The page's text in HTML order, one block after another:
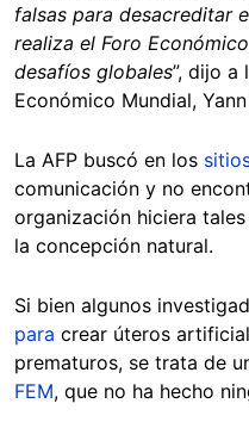
falsas para desacreditar
realiza el Foro
desafíos globales”, dijo a
Económico Mundial,
La AFP buscó en los
comunicación y no
organización hiciera
la concepción natural.
Si bien algunos
para crear úteros
prematuros, se trata de
FEM, que no ha hecho